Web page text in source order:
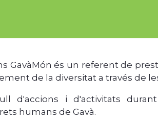
GavàMón és un referent de
de la diversitat a través de
d'accions i d'activitats
humans de Gavà.